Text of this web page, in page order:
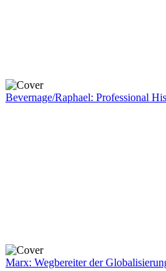
Bevernage/Raphael: Professional
Marx: Wegbereiter der